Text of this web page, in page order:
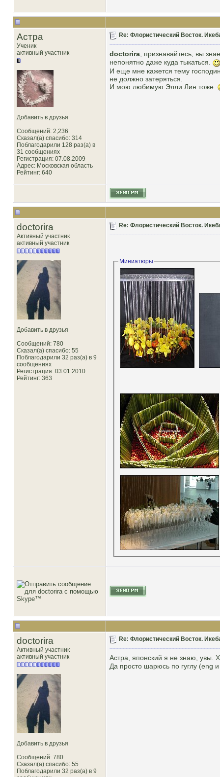
Астра
Ученик
активный участник
Добавить в друзья
Сообщений: 2,236
Сказал(а) спасибо: 314
Поблагодарили 128 раз(а) в
31 сообщениях
Регистрация: 07.08.2009
Адрес: Московская область
Рейтинг: 640
Re: Флористический Восток.
doctorira , признавайтесь, вы
непонятно даже куда тыкаться.
И еще мне кажется тему
не должно затеряться.
И мою любимую Элли Лин тоже.
doctorira
Активный участник
активный участник
Добавить в друзья
Сообщений: 780
Сказал(а) спасибо: 55
Поблагодарили 32 раз(а) в 9
сообщениях
Регистрация: 03.01.2010
Рейтинг: 363
Re: Флористический Восток.
Миниатюры
doctorira
Активный участник
активный участник
Добавить в друзья
Сообщений: 780
Сказал(а) спасибо: 55
Поблагодарили 32 раз(а) в 9
Re: Флористический Восток.
Астра, японский я не знаю, увы.
Да просто шарюсь по гуглу (eng